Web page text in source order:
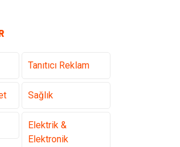
Tanıtıcı Reklam
Sağlık
Elektrik &
Elektronik